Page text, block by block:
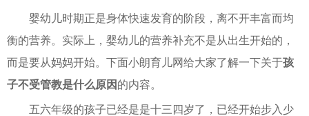
婴幼儿时期正是身体快速发育的阶段，离不开丰富而均
衡的营养。实际上，婴幼儿的营养补充不是从出生开始的，
而是要从妈妈开始。下面小朗育儿网给大家了解一下关于孩
子不受管教是什么原因 的内容。
五六年级的孩子已经是是十三四岁了，已经开始步入少